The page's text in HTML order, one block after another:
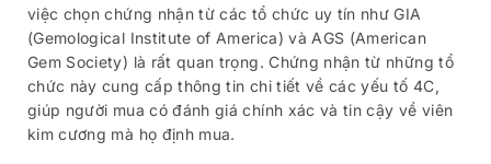
việc chọn chứng nhận từ các tổ chức uy tín như GIA
(Gemological Institute of America) và AGS (American
Gem Society) là rất quan trọng. Chứng nhận từ những tổ
chức này cung cấp thông tin chi tiết về các yếu tố 4C,
giúp người mua có đánh giá chính xác và tin cậy về viên
kim cương mà họ định mua.